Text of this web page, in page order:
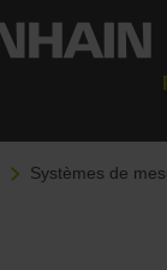
Systèmes de